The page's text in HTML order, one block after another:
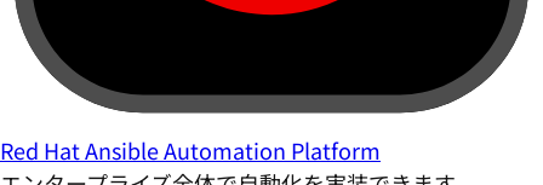
Red Hat Ansible Automation Platform